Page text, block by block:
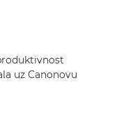
uz Canonovu